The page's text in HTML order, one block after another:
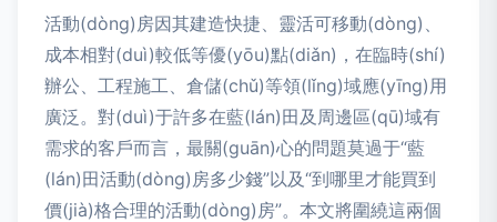
活動(dòng)房因其建造快捷、靈活可移動(dòng)、
成本相對(duì)較低等優(yōu)點(diǎn)，在臨時(shí)
辦公、工程施工、倉儲(chǔ)等領(lǐng)域應(yīng)用
廣泛。對(duì)于許多在藍(lán)田及周邊區(qū)域有
需求的客戶而言，最關(guān)心的問題莫過于“藍
(lán)田活動(dòng)房多少錢”以及“到哪里才能買到
價(jià)格合理的活動(dòng)房”。本文將圍繞這兩個